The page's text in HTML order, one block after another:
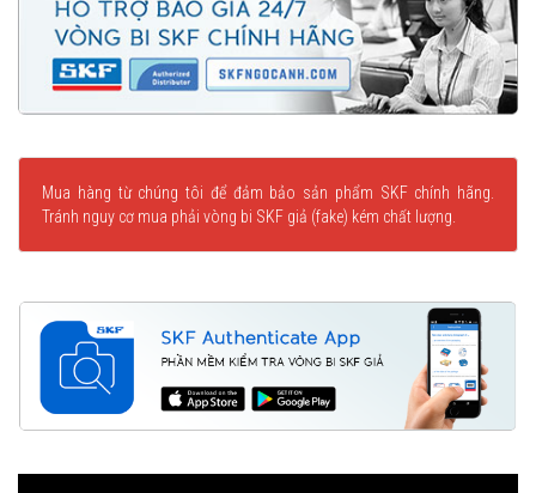
Mua hàng từ chúng tôi để đảm bảo sản phẩm SKF chính hãng.
Tránh nguy cơ mua phải vòng bi SKF giả (fake) kém chất lượng.